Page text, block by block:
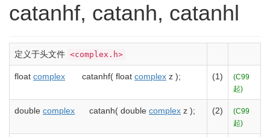
catanhf, catanh, catanhl
定义于头文件 <complex.h>
float complex catanhf( float complex z ); (1)
(C99
起)
double complex catanh( double complex z ); (2)
(C99
起)